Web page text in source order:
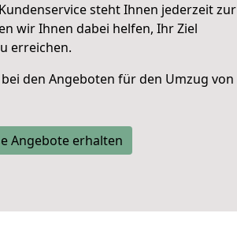
steht Ihnen jederzeit zur
wir Ihnen dabei helfen, Ihr Ziel
erreichen.
bei den Angeboten für den Umzug von
Angebote erhalten